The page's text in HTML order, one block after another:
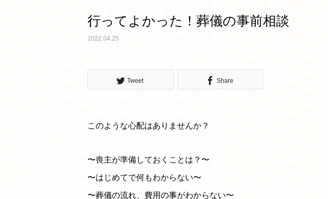
行ってよかった！葬儀の事前相談
2022.04.25
Tweet Share
このような心配はありませんか？
〜喪主が準備しておくことは？〜
〜はじめてで何もわからない〜
〜葬儀の流れ、費用の事がわからない〜